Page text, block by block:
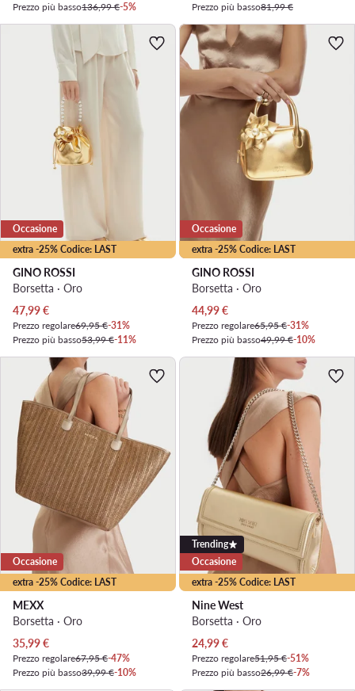
Prezzo più basso136,99 €-5%
Prezzo più basso81,99 €
extra -25% Codice: LAST
Occasione
GINO ROSSI
Borsetta · Oro
Prezzo attuale
47,99€
Prezzo regolare69,95 €-31%
Prezzo più basso53,99 €-11%
extra -25% Codice: LAST
Occasione
GINO ROSSI
Borsetta · Oro
Prezzo attuale
44,99€
Prezzo regolare65,95 €-31%
Prezzo più basso49,99 €-10%
extra -25% Codice: LAST
Occasione
MEXX
Borsetta · Oro
Prezzo attuale
35,99€
Prezzo regolare67,95 €-47%
Prezzo più basso39,99 €-10%
extra -25% Codice: LAST
Trending
Occasione
Nine West
Borsetta · Oro
Prezzo attuale
24,99€
Prezzo regolare51,95 €-51%
Prezzo più basso26,99 €-7%